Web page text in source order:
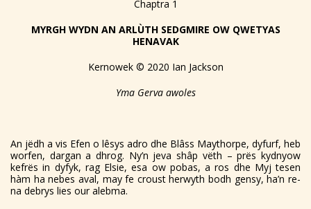
Chaptra 1
MYRGH WYDN AN ARLÙTH SEDGMIRE OW QWETYAS
HENAVAK
Kernowek © 2020 Ian Jackson
Yma Gerva awoles
An jëdh a vis Efen o lêsys adro dhe Blâss Maythorpe, dyfurf, heb
worfen, dargan a dhrog. Ny’n jeva shâp vëth – prës kydnyow
kefrës in dyfyk, rag Elsie, esa ow pobas, a ros dhe Myj tesen
hàm ha nebes aval, may fe croust herwyth bodh gensy, ha’n re-
na debrys lies our alebma.